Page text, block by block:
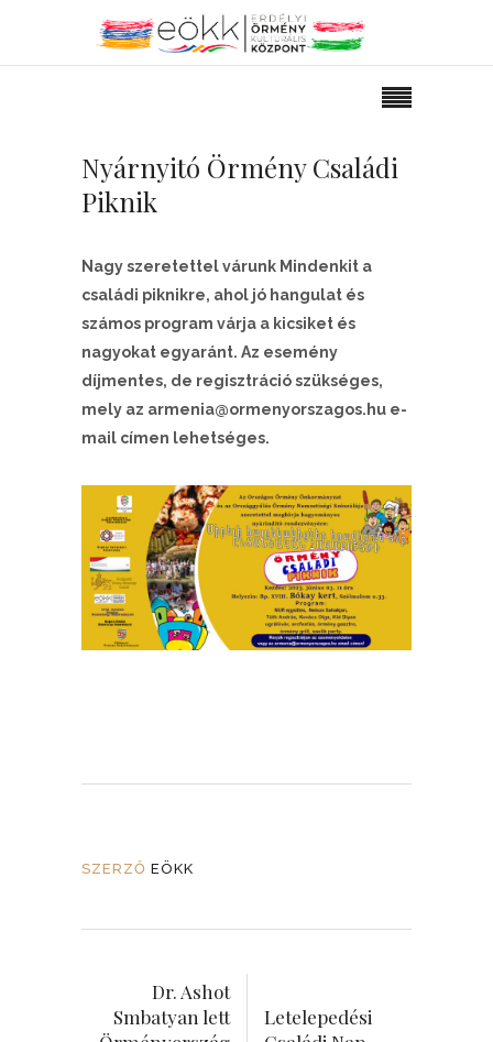
Nyárnyitó Örmény Családi
Piknik
Nagy szeretettel várunk Mindenkit a
családi piknikre, ahol jó hangulat és
számos program várja a kicsiket és
nagyokat egyaránt. Az esemény
díjmentes, de regisztráció szükséges,
mely az armenia@ormenyorszagos.hu e-
mail címen lehetséges.
SZERZŐ EÖKK
Dr. Ashot
Smbatyan lett
Letelepedési